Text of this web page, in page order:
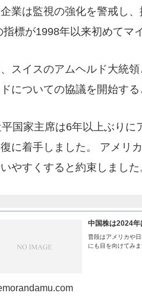
業は監視の強化を警戒し
標が1998年以来初めてマ
スイスのアムヘルド大統
についての協議を開始す
国家主席は6年以上ぶり
に着手しました。 アメリ
やすくすると約束しました
中国株は2024年
普段はアメリカや
にも目を向けてみ